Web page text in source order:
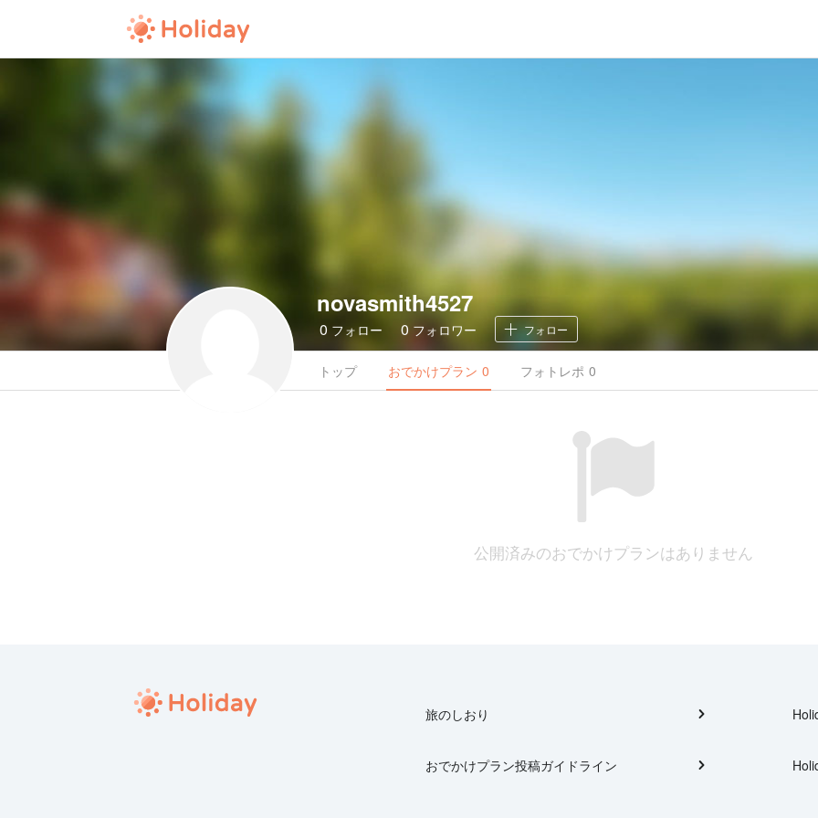
novasmith4527
0 フォロー 0 フォロワー フォロー
トップ おでかけプラン 0 フォトレポ 0
公開済みのおでかけプランはありません
旅のしおり
おでかけプラン投稿ガイドライン